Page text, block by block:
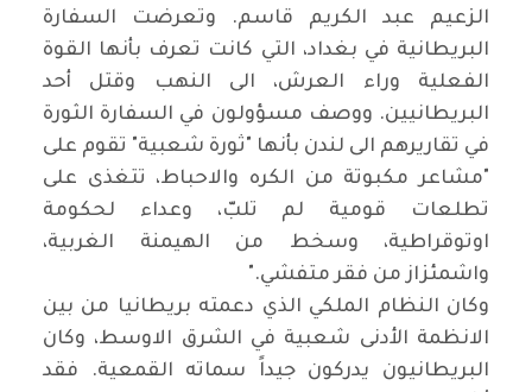
الزعيم عبد الكريم قاسم. وتعرضت السفارة
البريطانية في بغداد، التي كانت تعرف بأنها القوة
الفعلية وراء العرش، الى النهب وقتل أحد
البريطانيين. ووصف مسؤولون في السفارة الثورة
في تقاريرهم الى لندن بأنها "ثورة شعبية" تقوم على
"مشاعر مكبوتة من الكره والاحباط، تتغذى على
تطلعات قومية لم تلبّ، وعداء لحكومة
اوتوقراطية، وسخط من الهيمنة الغربية،
واشمئزاز من فقر متفشي".
وكان النظام الملكي الذي دعمته بريطانيا من بين
الانظمة الأدنى شعبية في الشرق الاوسط، وكان
البريطانيون يدركون جيداً سماته القمعية. فقد